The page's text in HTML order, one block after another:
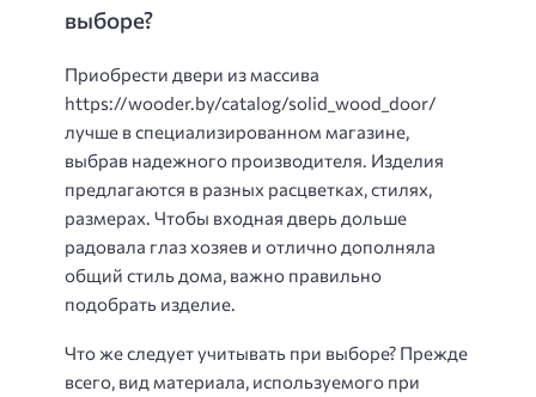
выборе?
Приобрести двери из массива
https://wooder.by/catalog/solid_wood_door/
лучше в специализированном магазине,
выбрав надежного производителя. Изделия
предлагаются в разных расцветках, стилях,
размерах. Чтобы входная дверь дольше
радовала глаз хозяев и отлично дополняла
общий стиль дома, важно правильно
подобрать изделие.
Что же следует учитывать при выборе? Прежде
всего, вид материала, используемого при